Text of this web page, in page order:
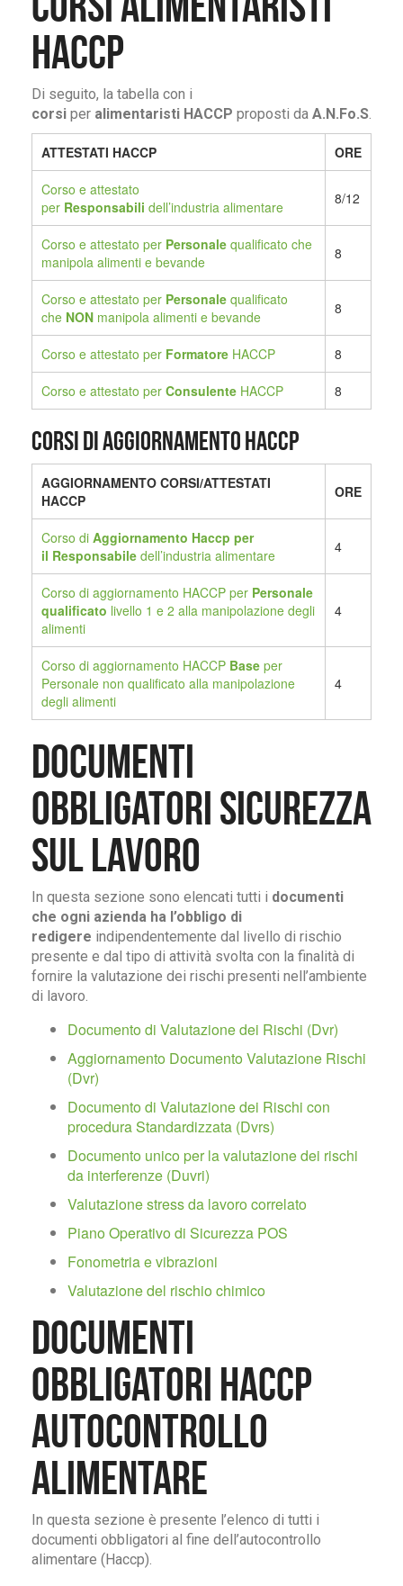
HACCP
Di seguito, la tabella con i
corsi per alimentaristi HACCP proposti da A.N.Fo.S.
ATTESTATI HACCP ORE
Corso e attestato
per Responsabili dell’industria alimentare 8/12
Corso e attestato per Personale qualificato che
manipola alimenti e bevande
8
Corso e attestato per Personale qualificato
che NON manipola alimenti e bevande 8
Corso e attestato per Formatore HACCP 8
Corso e attestato per Consulente HACCP 8
Corsi di aggiornamento HACCP
AGGIORNAMENTO CORSI/ATTESTATI
HACCP
ORE
Corso di Aggiornamento Haccp per
il Responsabile dell’industria alimentare 4
Corso di aggiornamento HACCP per Personale
qualificato livello 1 e 2 alla manipolazione degli
alimenti
4
Corso di aggiornamento HACCP Base per
Personale non qualificato alla manipolazione
degli alimenti
4
Documenti
obbligatori Sicurezza
sul Lavoro
In questa sezione sono elencati tutti i documenti
che ogni azienda ha l’obbligo di
redigere indipendentemente dal livello di rischio
presente e dal tipo di attività svolta con la finalità di
fornire la valutazione dei rischi presenti nell’ambiente
di lavoro.
Documento di Valutazione dei Rischi (Dvr)
Aggiornamento Documento Valutazione Rischi
(Dvr)
Documento di Valutazione dei Rischi con
procedura Standardizzata (Dvrs)
Documento unico per la valutazione dei rischi
da interferenze (Duvri)
Valutazione stress da lavoro correlato
Piano Operativo di Sicurezza POS
Fonometria e vibrazioni
Valutazione del rischio chimico
Documenti
obbligatori Haccp
Autocontrollo
Alimentare
In questa sezione è presente l’elenco di tutti i
documenti obbligatori al fine dell’autocontrollo
alimentare (Haccp).